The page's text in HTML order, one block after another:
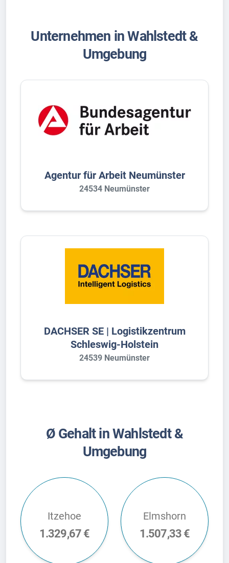
Unternehmen in Wahlstedt &
Umgebung
Agentur für Arbeit Neumünster
24534 Neumünster
DACHSER SE | Logistikzentrum
Schleswig-Holstein
24539 Neumünster
Ø Gehalt in Wahlstedt &
Umgebung
Itzehoe
1.329,67 €
Elmshorn
1.507,33 €